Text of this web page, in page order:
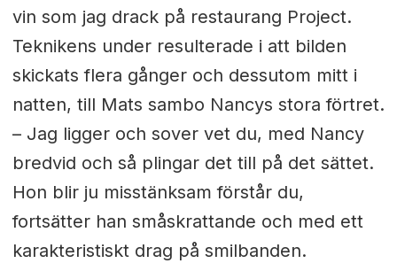
vin som jag drack på restaurang Project.
Teknikens under resulterade i att bilden
skickats flera gånger och dessutom mitt i
natten, till Mats sambo Nancys stora förtret.
– Jag ligger och sover vet du, med Nancy
bredvid och så plingar det till på det sättet.
Hon blir ju misstänksam förstår du,
fortsätter han småskrattande och med ett
karakteristiskt drag på smilbanden.